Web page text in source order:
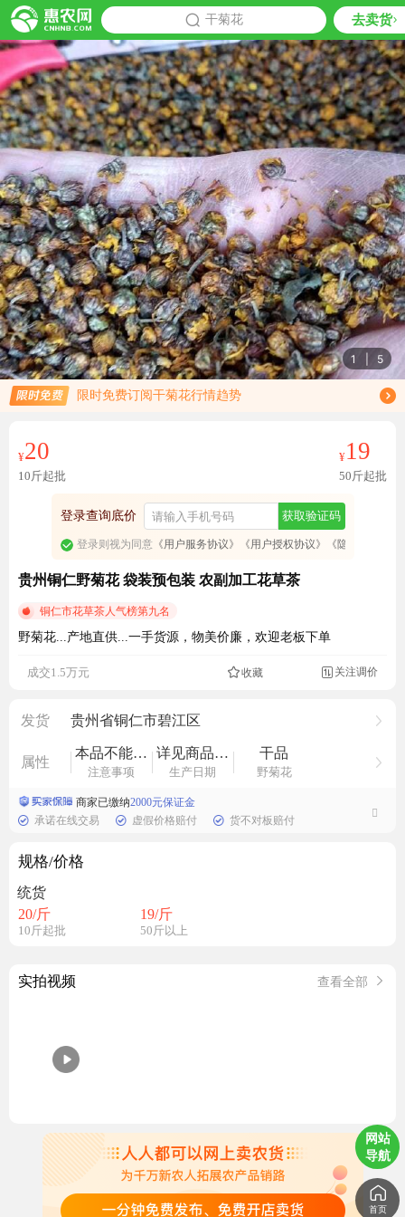
干菊花 去卖货
1 5
限时免费订阅干菊花行情趋势
¥20
10斤起批
¥19
50斤起批
登录查询底价 获取验证码
登录则视为同意《用户服务协议》 《用户授权协议》 《隐私政策》
贵州铜仁野菊花 袋装预包装 农副加工花草茶
铜仁市花草茶人气榜第九名
野菊花...产地直供...一手货源，物美价廉，欢迎老板下单
成交1.5万元
收藏 关注调价
发货 贵州省铜仁市碧江区
属性
本品不能代替药物
注意事项
详见商品外包装
生产日期
干品
野菊花
商家已缴纳2000元保证金
承诺在线交易
虚假价格赔付 货不对板赔付
规格/价格
统货
20/斤
10斤起批
19/斤
50斤以上
实拍视频 查看全部
网站
导航
首页